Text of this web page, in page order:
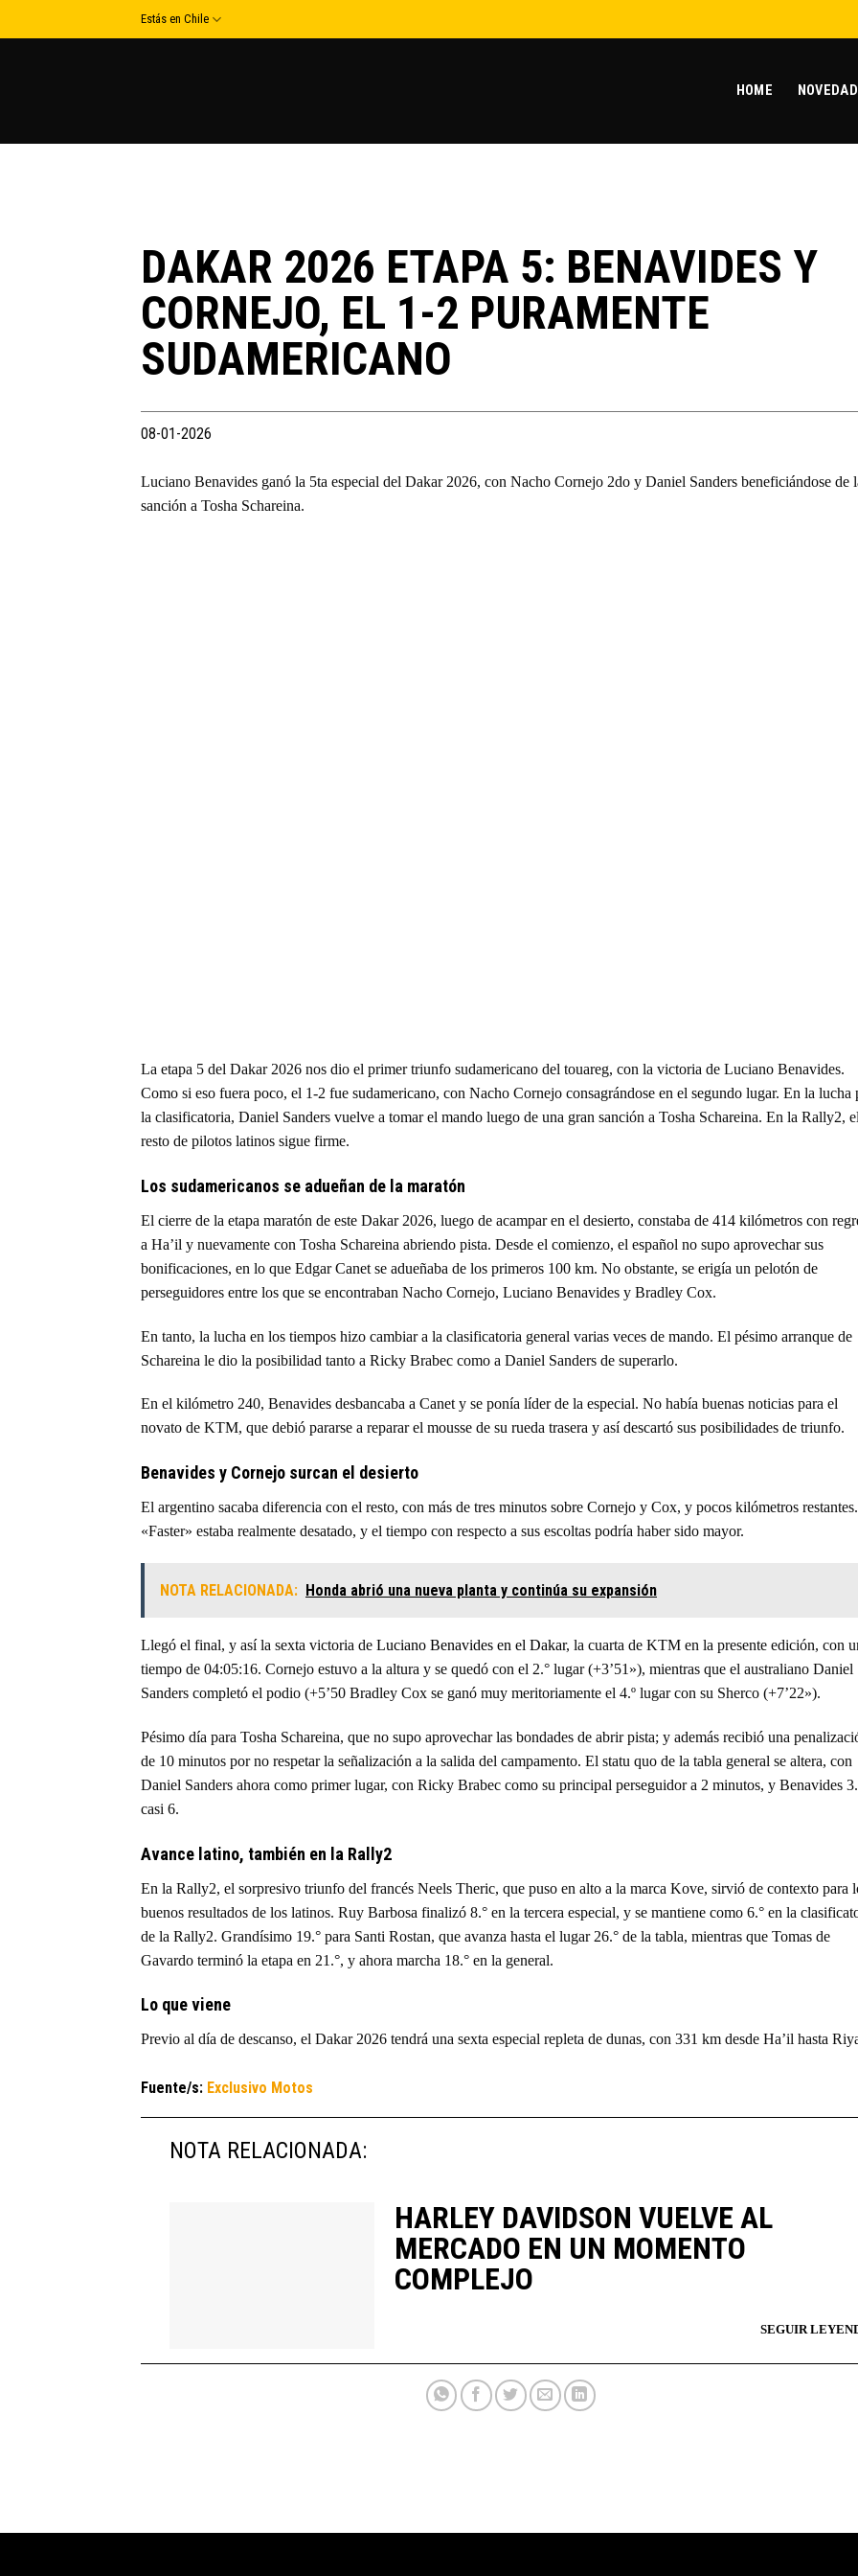
to
Estás en Chile
HOME
DAKAR 2026 ETAPA 5: BENAVIDES Y
CORNEJO, EL 1-2 PURAMENTE
SUDAMERICANO
08-01-2026
Luciano Benavides ganó la 5ta especial del Dakar 2026, con Nacho Cornejo 2do y Daniel Sanders beneficiándose de
sanción a Tosha Schareina.
La etapa 5 del Dakar 2026 nos dio el primer triunfo sudamericano del touareg, con la victoria de Luciano Benavides.
Como si eso fuera poco, el 1-2 fue sudamericano, con Nacho Cornejo consagrándose en el segundo lugar. En la lucha
la clasificatoria, Daniel Sanders vuelve a tomar el mando luego de una gran sanción a Tosha Schareina. En la Rally2, el
resto de pilotos latinos sigue firme.
Los sudamericanos se adueñan de la maratón
El cierre de la etapa maratón de este Dakar 2026, luego de acampar en el desierto, constaba de 414 kilómetros con
a Ha’il y nuevamente con Tosha Schareina abriendo pista. Desde el comienzo, el español no supo aprovechar sus
bonificaciones, en lo que Edgar Canet se adueñaba de los primeros 100 km. No obstante, se erigía un pelotón de
perseguidores entre los que se encontraban Nacho Cornejo, Luciano Benavides y Bradley Cox.
En tanto, la lucha en los tiempos hizo cambiar a la clasificatoria general varias veces de mando. El pésimo arranque de
Schareina le dio la posibilidad tanto a Ricky Brabec como a Daniel Sanders de superarlo.
En el kilómetro 240, Benavides desbancaba a Canet y se ponía líder de la especial. No había buenas noticias para el
novato de KTM, que debió pararse a reparar el mousse de su rueda trasera y así descartó sus posibilidades de triunfo.
Benavides y Cornejo surcan el desierto
El argentino sacaba diferencia con el resto, con más de tres minutos sobre Cornejo y Cox, y pocos kilómetros restantes.
«Faster» estaba realmente desatado, y el tiempo con respecto a sus escoltas podría haber sido mayor.
NOTA RELACIONADA: Honda abrió una nueva planta y continúa su expansión
Llegó el final, y así la sexta victoria de Luciano Benavides en el Dakar, la cuarta de KTM en la presente edición, con
tiempo de 04:05:16. Cornejo estuvo a la altura y se quedó con el 2.° lugar (+3’51»), mientras que el australiano Daniel
Sanders completó el podio (+5’50 Bradley Cox se ganó muy meritoriamente el 4.º lugar con su Sherco (+7’22»).
Pésimo día para Tosha Schareina, que no supo aprovechar las bondades de abrir pista; y además recibió una
de 10 minutos por no respetar la señalización a la salida del campamento. El statu quo de la tabla general se altera, con
Daniel Sanders ahora como primer lugar, con Ricky Brabec como su principal perseguidor a 2 minutos, y Benavides
casi 6.
Avance latino, también en la Rally2
En la Rally2, el sorpresivo triunfo del francés Neels Theric, que puso en alto a la marca Kove, sirvió de contexto para
buenos resultados de los latinos. Ruy Barbosa finalizó 8.° en la tercera especial, y se mantiene como 6.° en la
de la Rally2. Grandísimo 19.° para Santi Rostan, que avanza hasta el lugar 26.° de la tabla, mientras que Tomas de
Gavardo terminó la etapa en 21.°, y ahora marcha 18.° en la general.
Lo que viene
Previo al día de descanso, el Dakar 2026 tendrá una sexta especial repleta de dunas, con 331 km desde Ha’il hasta
Fuente/s: Exclusivo Motos
NOTA RELACIONADA:
HARLEY DAVIDSON VUELVE AL
MERCADO EN UN MOMENTO
COMPLEJO